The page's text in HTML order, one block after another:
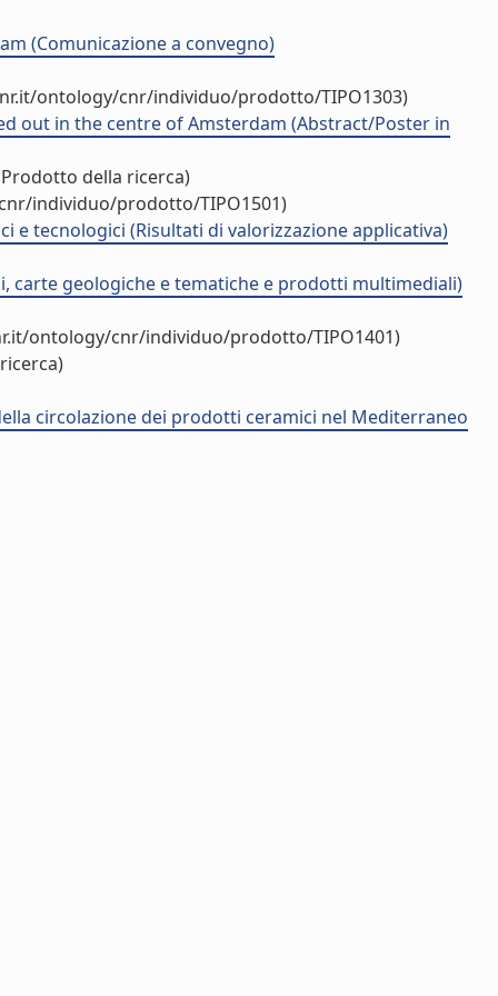
(Comunicazione a convegno)
ontology/cnr/individuo/prodotto/TIPO1303)
out in the centre of Amsterdam (Abstract/Poster in
della ricerca)
individuo/prodotto/TIPO1501)
e tecnologici (Risultati di valorizzazione applicativa)
carte geologiche e tematiche e prodotti multimediali)
ontology/cnr/individuo/prodotto/TIPO1401)
circolazione dei prodotti ceramici nel Mediterraneo